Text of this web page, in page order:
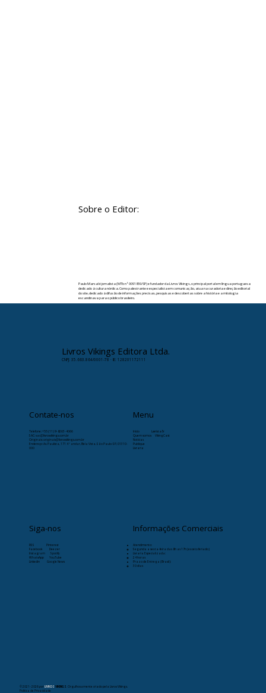
Sobre o Editor:
Paulo Marsal é jornalista (MTb nº 0091859/SP) e fundador da Livros Vikings, o principal portal em língua portuguesa
dedicado à cultura nórdica. Como palestrante e especialista em comunicação, atua na curadoria e direção editorial
do site, dedicado à difusão de informações precisas, pesquisas e descobertas sobre a história e a mitologia
escandinava para o público brasileiro.
Livros Vikings Editora Ltda.
CNPJ: 35.663.864/0001-78 · IE: 128201172111
Contate-nos
Telefone:+55 (11) 9-8263-4066
SAC: sac@livrosvikings.com.br
Originais: originais@livrosvikings.com.br
Endereço: Av. Paulista, 171 4º andar, Bela Vista, São Paulo-SP, 01310-
000
Menu
Início
Læristaðr
Quem somos
VikingCast
Notícias
Publique
Livraria
Siga-nos
RSS
Pinterest
Facebook
Deezer
Instagram
Spotify
WhatsApp
YouTube
Linkedin
Google News
Informações Comerciais
Atendimento:
Segunda a sexta-feira das 8h as 17h (exceto feriado)
Livraria Especializada:
24 horas
Prazo de Entrega (Brasil):
30 dias
© 2021- 2026por LIVROSVIKINGS . Orgulhosamente criado pela Livros Vikings.
Política de Privacidade